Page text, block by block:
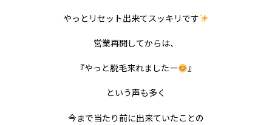
やっとリセット出来てスッキリです
営業再開してからは、
『やっと脱毛来れましたー 』
という声も多く
今まで当たり前に出来ていたことの